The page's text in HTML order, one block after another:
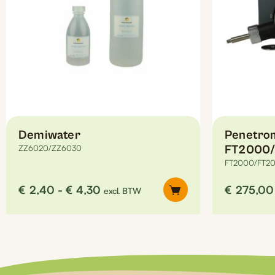
Demiwater
ZZ6020/ZZ6030
€ 2,40 - € 4,30 Prijsklasse:
tot
excl. BTW
FT2000/
€ 275,00
gekozen